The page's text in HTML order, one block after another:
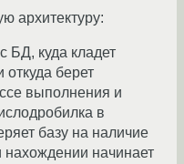
архитектуру:
БД, куда кладет
откуда берет
выполнения и
в
базу на наличие
нахождении начинает